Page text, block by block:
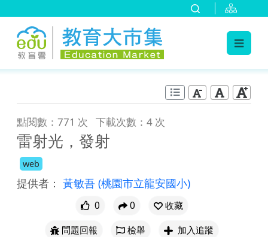
點閱數：771 次 下載次數：4 次
雷射光，發射
web
提供者： 黃敏吾 (桃園市立龍安國小)
0 0
收藏
問題回報
檢舉 加入追蹤